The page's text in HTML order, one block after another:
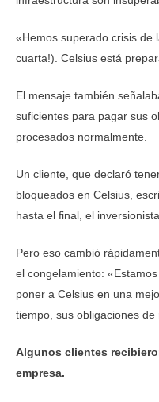
«Hemos superado crisis de
cuarta!). Celsius está
El mensaje también
suficientes para pagar sus
procesados normalmente.
Un cliente, que declaró
bloqueados en Celsius,
hasta el final, el
Pero eso cambió
el congelamiento:
poner a Celsius en una
tiempo, sus obligaciones de
Algunos clientes
empresa.